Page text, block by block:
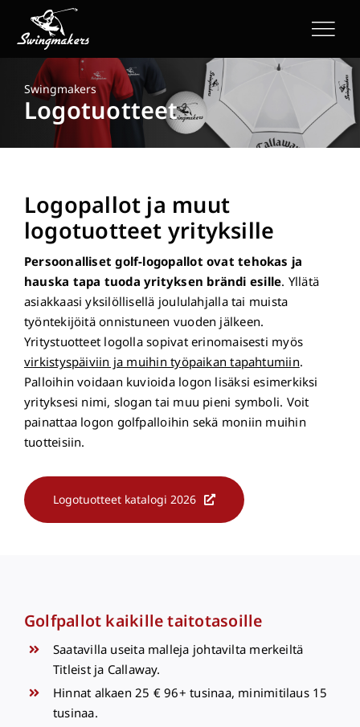
content
Swingmakers
Logotuotteet
Logopallot ja muut
logotuotteet yrityksille
Persoonalliset golf-logopallot ovat tehokas ja
hauska tapa tuoda yrityksen brändi esille. Yllätä
asiakkaasi yksilöllisellä joululahjalla tai muista
työntekijöitä onnistuneen vuoden jälkeen.
Yritystuotteet logolla sopivat erinomaisesti myös
virkistyspäiviin ja muihin työpaikan tapahtumiin.
Palloihin voidaan kuvioida logon lisäksi esimerkiksi
yrityksesi nimi, slogan tai muu pieni symboli. Voit
painattaa logon golfpalloihin sekä moniin muihin
tuotteisiin.
Logotuotteet katalogi 2026
Golfpallot kaikille taitotasoille
Saatavilla useita malleja johtavilta merkeiltä
Titleist ja Callaway.
Hinnat alkaen 25 € 96+ tusinaa, minimitilaus 15
tusinaa.